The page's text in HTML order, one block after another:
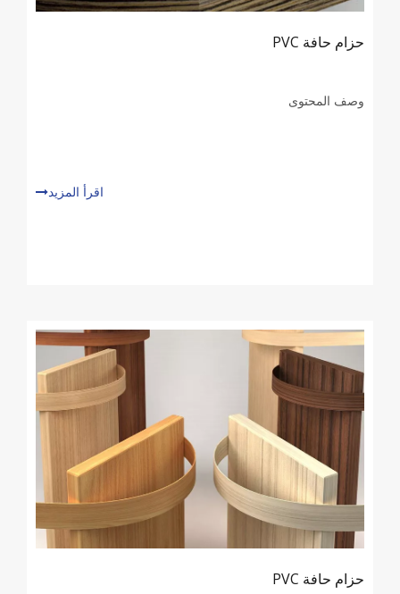
حزام حافة PVC
وصف المحتوى
اقرأ المزيد
حزام حافة PVC